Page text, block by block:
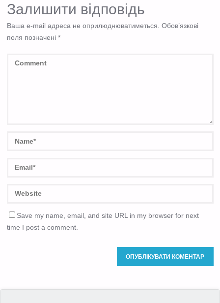
Залишити відповідь
Ваша e-mail адреса не оприлюднюватиметься. Обов’язкові
поля позначені *
Save my name, email, and site URL in my browser for next
time I post a comment.